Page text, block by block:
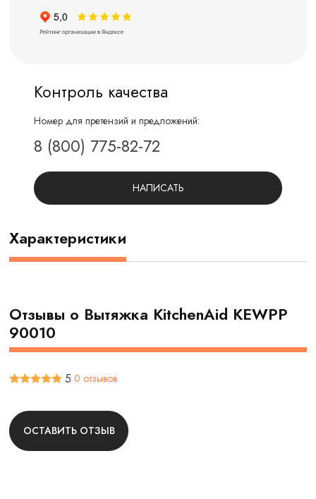
Контроль качества
Номер для претензий и предложений:
8 (800) 775-82-72
НАПИСАТЬ
Характеристики
Отзывы о Вытяжка KitchenAid KEWPP
90010
5 0 отзывов
ОСТАВИТЬ ОТЗЫВ